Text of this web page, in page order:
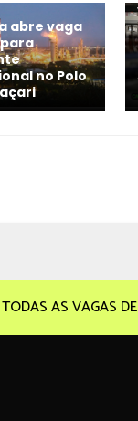
abre vaga
no Polo
AS VAGAS